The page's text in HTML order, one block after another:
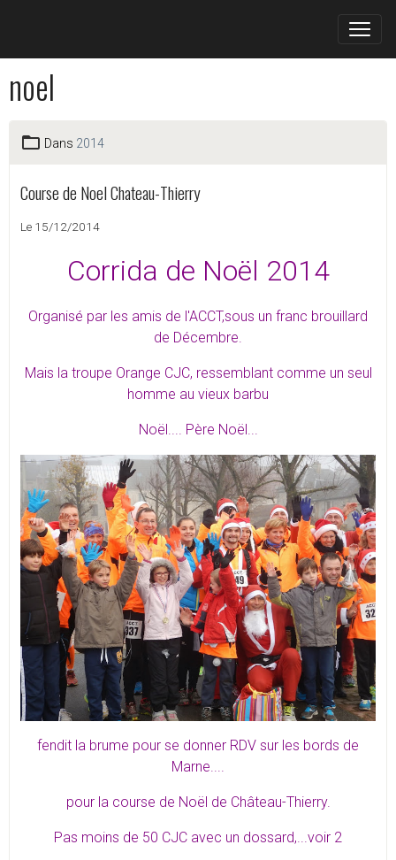
noel
Dans 2014
Course de Noel Chateau-Thierry
Le 15/12/2014
Corrida de Noël 2014
Organisé par les amis de l'ACCT,sous un franc brouillard
de Décembre.
Mais la troupe Orange CJC, ressemblant comme un seul
homme au vieux barbu
Noël.... Père Noël...
fendit la brume pour se donner RDV sur les bords de
Marne....
pour la course de Noël de Château-Thierry.
Pas moins de 50 CJC avec un dossard,...voir 2